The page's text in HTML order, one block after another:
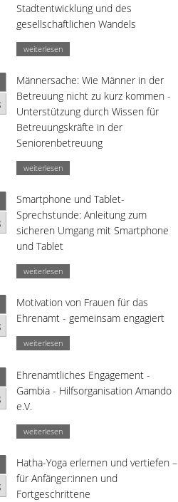
Stadtentwicklung und des
gesellschaftlichen Wandels
weiterlesen
Männersache: Wie Männer in der
Betreuung nicht zu kurz kommen -
Unterstützung durch Wissen für
Betreuungskräfte in der
Seniorenbetreuung
weiterlesen
Smartphone und Tablet-
Sprechstunde: Anleitung zum
sicheren Umgang mit Smartphone
und Tablet
weiterlesen
Motivation von Frauen für das
Ehrenamt - gemeinsam engagiert
weiterlesen
Ehrenamtliches Engagement -
Gambia - Hilfsorganisation Amando
e.V.
weiterlesen
Hatha-Yoga erlernen und vertiefen –
für Anfänger:innen und
Fortgeschrittene